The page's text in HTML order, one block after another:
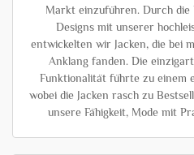
Markt einzuführen. Durch
Designs mit unserer
entwickelten wir Jacken, die bei
Anklang fanden. Die
Funktionalität führte zu
wobei die Jacken rasch zu
unsere Fähigkeit, Mode mit